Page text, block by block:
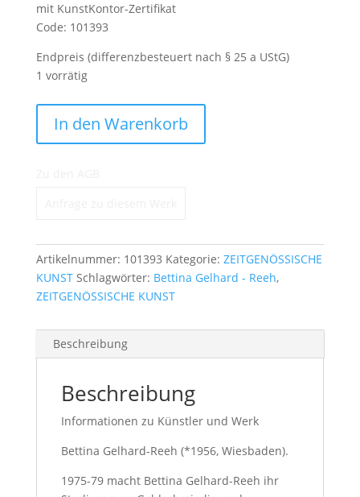
mit KunstKontor-Zertifikat
Code: 101393
Endpreis (differenzbesteuert nach § 25 a UStG)
1 vorrätig
MengeIn den Warenkorb
Artikelnummer: 101393 Kategorie: ZEITGENÖSSISCHE
KUNST Schlagwörter: Bettina Gelhard - Reeh,
ZEITGENÖSSISCHE KUNST
Beschreibung
Beschreibung
Informationen zu Künstler und Werk
Bettina Gelhard-Reeh (*1956, Wiesbaden).
1975-79 macht Bettina Gelhard-Reeh ihr